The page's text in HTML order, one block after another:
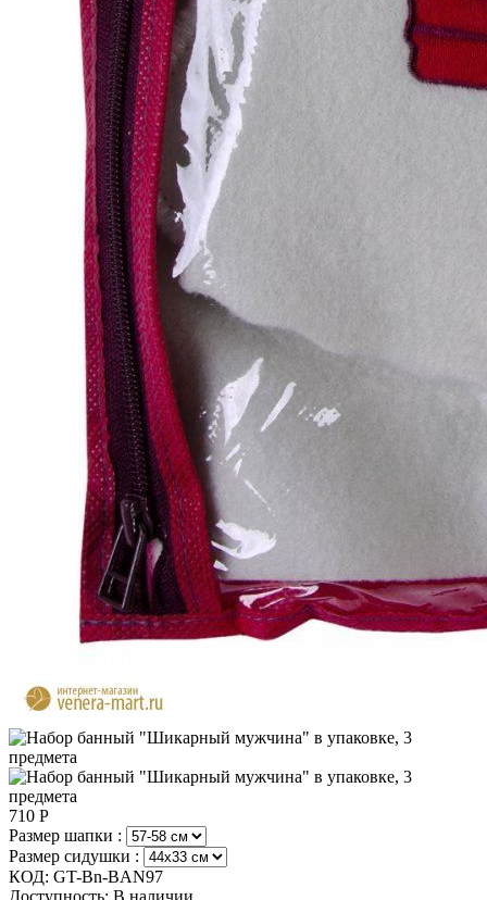
710 Р
Размер шапки :
Размер сидушки :
КОД: GT-Bn-BAN97
Доступность: В наличии